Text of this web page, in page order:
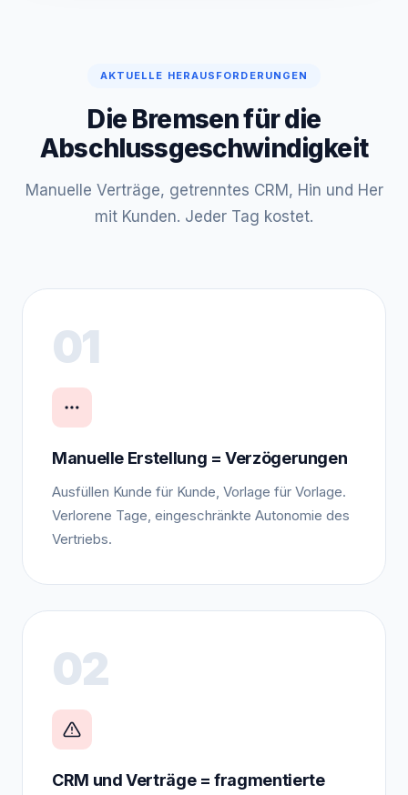
AKTUELLE HERAUSFORDERUNGEN
Die Bremsen für die
Abschlussgeschwindigkeit
Manuelle Verträge, getrenntes CRM, Hin und Her
mit Kunden. Jeder Tag kostet.
01
Manuelle Erstellung = Verzögerungen
Ausfüllen Kunde für Kunde, Vorlage für Vorlage.
Verlorene Tage, eingeschränkte Autonomie des
Vertriebs.
02
CRM und Verträge = fragmentierte